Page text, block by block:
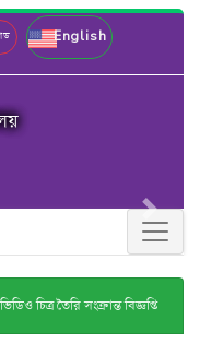
English
Next
চিত্র তৈরি সংক্রান্ত বিজ্ঞপ্তি